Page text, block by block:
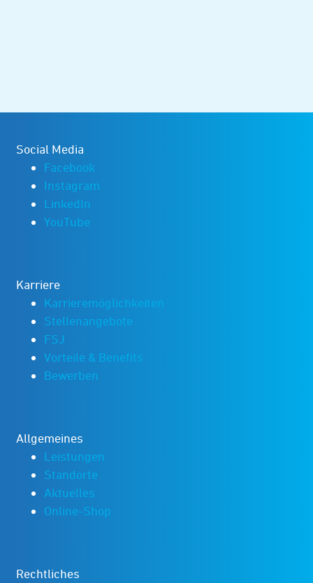
Social Media
Facebook
Instagram
LinkedIn
YouTube
Karriere
Karrieremöglichkeiten
Stellenangebote
FSJ
Vorteile & Benefits
Bewerben
Allgemeines
Leistungen
Standorte
Aktuelles
Online-Shop
Rechtliches